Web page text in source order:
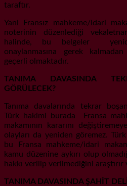
taraftır.
Yani Fransız mahkeme/idari
noterinin düzenlediği
halinde, bu belgeler
onaylanmasına gerek
geçerli olmaktadır.
TANIMA DAVASINDA
GÖRÜLECEK?
Tanıma davalarında tekrar
Türk hakimi burada Fransa
makamının kararını
olayları da yeniden göremez.
bu Fransa mahkeme/idari
kamu düzenine aykırı olup
hakkı verilip verilmediğini araştırır
TANIMA DAVASINDA ŞAHİT